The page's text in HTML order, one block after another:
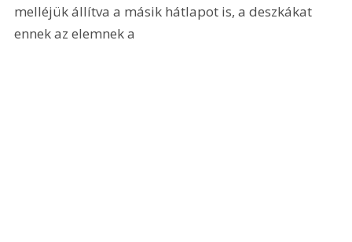
melléjük állítva a másik hátlapot is, a deszkákat
ennek az elemnek a